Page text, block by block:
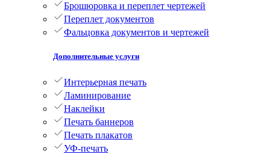
Брошюровка и переплет чертежей
Переплет документов
Фальцовка документов и чертежей
Дополнительные услуги
Интерьерная печать
Ламинирование
Наклейки
Печать баннеров
Печать плакатов
УФ-печать